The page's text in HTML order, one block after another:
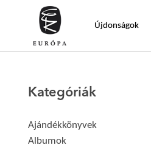
Újdonságok
Kategóriák
Ajándékkönyvek
Albumok